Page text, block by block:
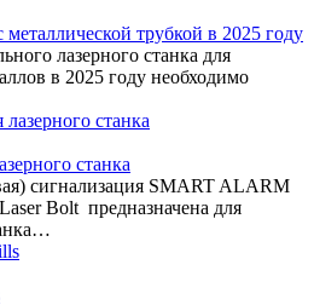
трубкой в 2025 году
лазерного станка для
в 2025 году необходимо
станка
сигнализация SMART ALARM
Bolt предназначена для